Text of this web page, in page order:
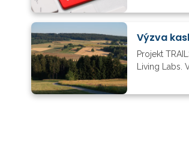
Výzva
Projekt
Living